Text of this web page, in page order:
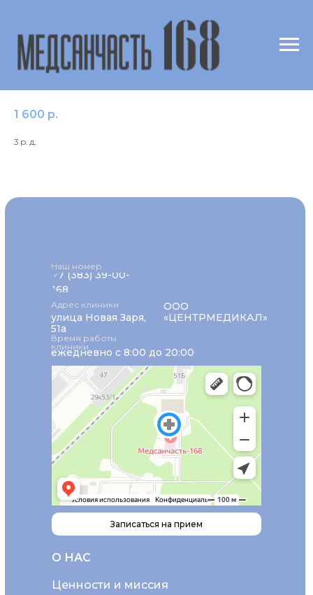
Выявление ДНК Mycoplasma hominis,
1 600 р.
3 р. д.
О НАС
Ценности и миссия
+7 (383) 39-00-
168
Наш номер
ежедневно с 8:00 до 20:00
Время работы
клиники
Адрес клиники
улица Новая Заря,
51а
ООО
«ЦЕНТРМЕДИКАЛ»
Записаться на прием